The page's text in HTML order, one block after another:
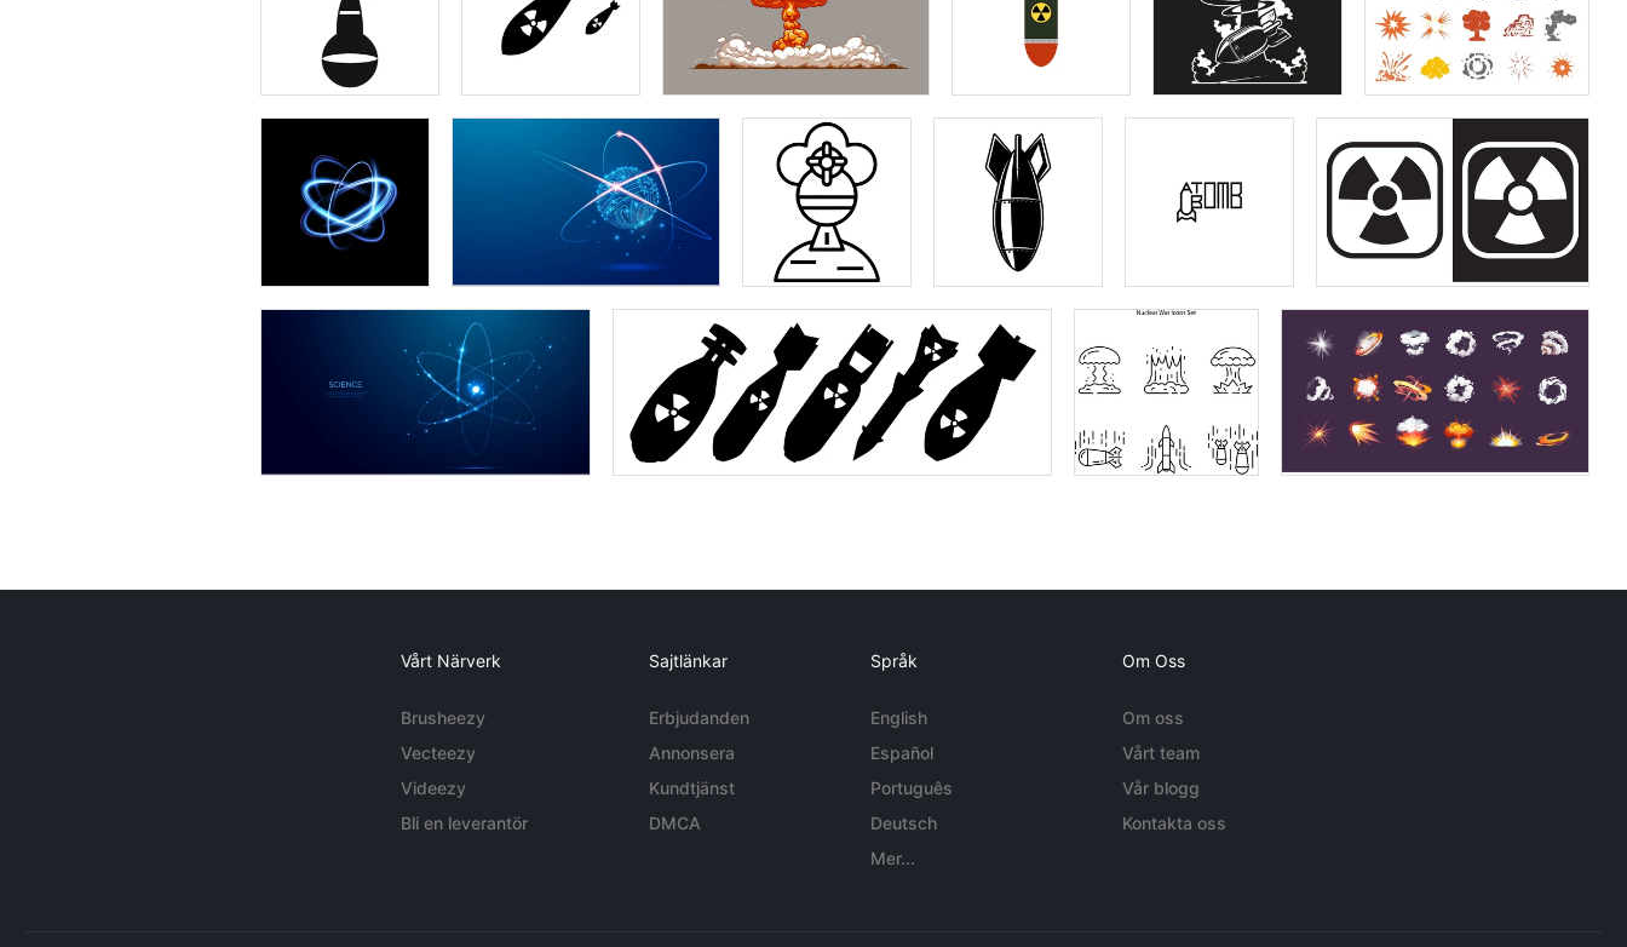
Vårt Närverk
Brusheezy
Vecteezy
Videezy
Bli en leverantör
Sajtlänkar
Erbjudanden
Annonsera
Kundtjänst
DMCA
Språk
English
Español
Português
Deutsch
Mer...
Om Oss
Om oss
Vårt team
Vår blogg
Kontakta oss